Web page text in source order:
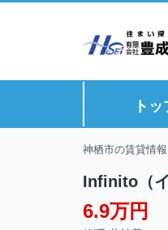
トッ
神栖市の賃貸情
Infinito（
6.9万円